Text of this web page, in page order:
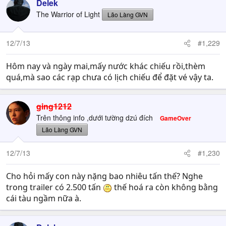
Delek
The Warrior of Light Lão Làng GVN
12/7/13 #1,229
Hôm nay và ngày mai,mấy nước khác chiếu rồi,thèm
quá,mà sao các rạp chưa có lịch chiếu để đặt vé vậy ta.
ging1212
Trên thông info ,dưới tường dzú đích GameOver
Lão Làng GVN
12/7/13 #1,230
Cho hỏi mấy con này nặng bao nhiêu tấn thế? Nghe
trong trailer có 2.500 tấn
thế hoá ra còn không bằng
cái tàu ngầm nữa à.